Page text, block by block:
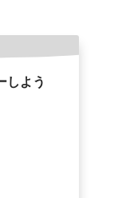
しよう